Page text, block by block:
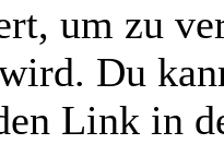
um zu
Du
Link in